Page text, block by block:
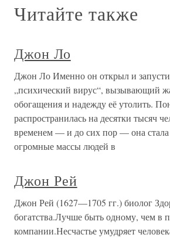
Читайте также
Джон Ло
Джон Ло Именно он открыл и
„психический вирус“, вызывающий
обогащения и надежду её утолить.
распространилась на десятки тысяч
временем — и до сих пор — она стала
огромные массы людей в
Джон Рей
Джон Рей (1627—1705 гг.) биолог
богатства.Лучше быть одному, чем в
компании.Несчастье умудряет